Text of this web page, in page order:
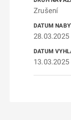
Zrušení
28.03.2025
13.03.2025